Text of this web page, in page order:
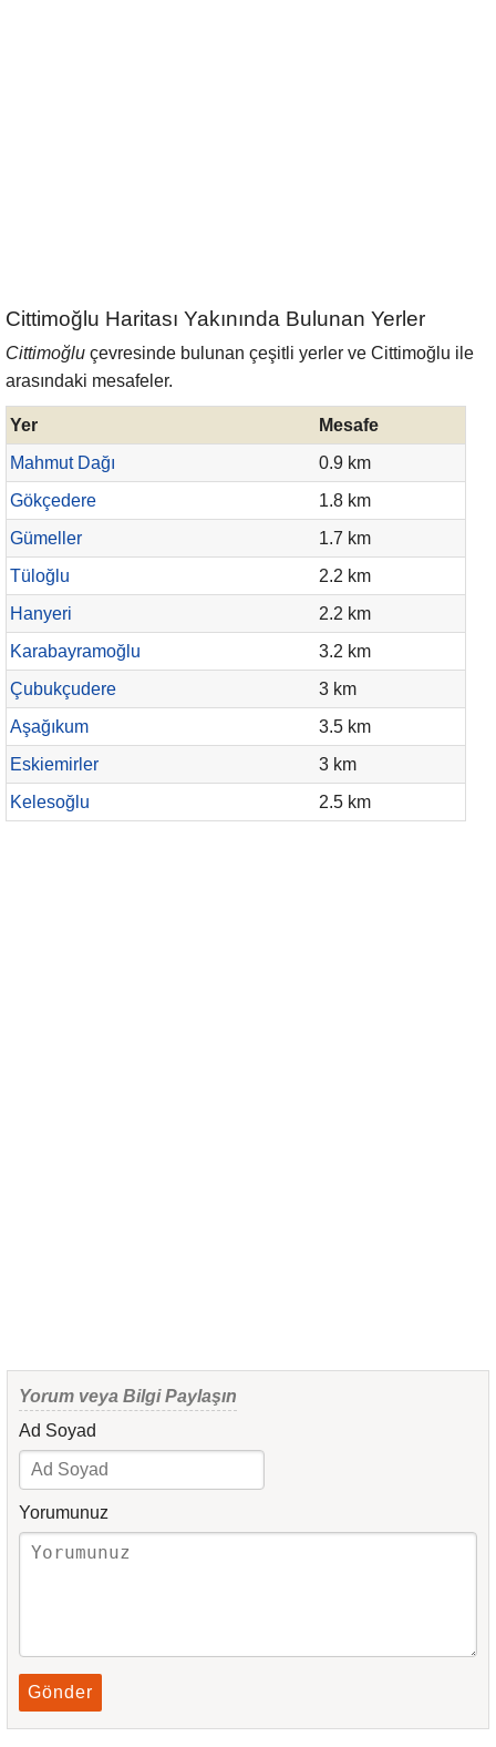
Cittimoğlu Haritası Yakınında Bulunan Yerler
Cittimoğlu çevresinde bulunan çeşitli yerler ve Cittimoğlu ile
arasındaki mesafeler.
Yer
Mesafe
Mahmut Dağı
0.9 km
Gökçedere
1.8 km
Gümeller
1.7 km
Tüloğlu
2.2 km
Hanyeri
2.2 km
Karabayramoğlu
3.2 km
Çubukçudere
3 km
Aşağıkum
3.5 km
Eskiemirler
3 km
Kelesoğlu
2.5 km
Yorum veya Bilgi Paylaşın
Ad Soyad
Yorumunuz
Gönder